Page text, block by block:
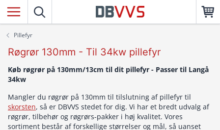
Pillefyr
Røgrør 130mm - Til 34kw pillefyr
Køb røgrør på 130mm/13cm til dit pillefyr - Passer til Langå
34kw
Mangler du røgrør på 130mm til tilslutning af pillefyr til
skorsten, så er DBVVS stedet for dig. Vi har et bredt udvalg af
røgrør, tilbehør og røgrørs-pakker i høj kvalitet. Vores
sortiment består af forskellige størrelser og mål, så uanset